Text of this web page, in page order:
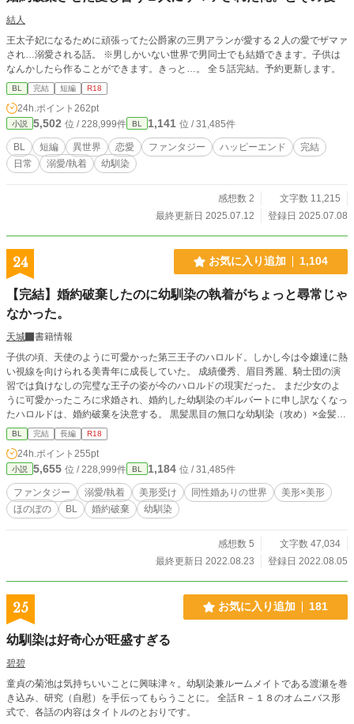
結人
王太子妃になるために頑張ってた公爵家の三男アランが愛する２人の愛でザマァ
され…溺愛される話。 ※男しかいない世界で男同士でも結婚できます。子供は
なんかしたら作ることができます。きっと…。 全５話完結。予約更新します。
BL 完結 短編 R18
24h.ポイント 262pt
小説 5,502 位 / 228,999件 BL 1,141 位 / 31,485件
BL 短編 異世界 恋愛 ファンタジー ハッピーエンド
完結
日常
溺愛/執着 幼馴染
感想数 2
文字数 11,215
最終更新日 2025.07.12
登録日 2025.07.08
24 お気に入り追加 1,104
【完結】婚約破棄したのに幼馴染の執着がちょっと尋常じゃ
なかった。
天城
書籍情報
子供の頃、天使のように可愛かった第三王子のハロルド。しかし今は令嬢達に熱
い視線を向けられる美青年に成長していた。 成績優秀、眉目秀麗、騎士団の演
習では負けなしの完璧な王子の姿が今のハロルドの現実だった。 まだ少女のよ
うに可愛かったころに求婚され、婚約した幼馴染のギルバートに申し訳なくなっ
たハロルドは、婚約破棄を決意する。 黒髪黒目の無口な幼馴染（攻め）×金髪青
瞳美形第三王子（受け）。前後編の２話完結。番外編を不定期更新中。
BL 完結 長編 R18
24h.ポイント 255pt
小説 5,655 位 / 228,999件 BL 1,184 位 / 31,485件
ファンタジー 溺愛/執着 美形受け 同性婚ありの世界
美形×美形
ほのぼの
BL 婚約破棄 幼馴染
感想数 5
文字数 47,034
最終更新日 2022.08.23
登録日 2022.08.05
25 お気に入り追加 181
幼馴染は好奇心が旺盛すぎる
碧碧
童貞の菊池は気持ちいいことに興味津々。幼馴染兼ルームメイトである渡瀬を巻
き込み、研究（自慰）を手伝ってもらうことに。 全話Ｒ－１８のオムニバス形
式で、各話の内容はタイトルのとおりです。